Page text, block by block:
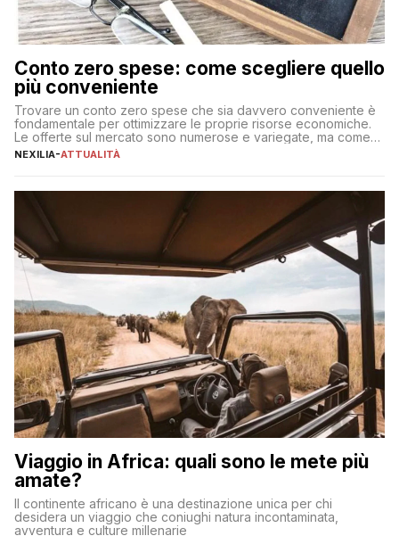
Conto zero spese: come scegliere quello
più conveniente
Trovare un conto zero spese che sia davvero conveniente è
fondamentale per ottimizzare le proprie risorse economiche.
Le offerte sul mercato sono numerose e variegate, ma come
individuare quella più adatta alle proprie esigenze senza
sul […]
NEXILIA-ATTUALITÀ
Viaggio in Africa: quali sono le mete più
amate?
Il continente africano è una destinazione unica per chi
desidera un viaggio che coniughi natura incontaminata,
avventura e culture millenarie